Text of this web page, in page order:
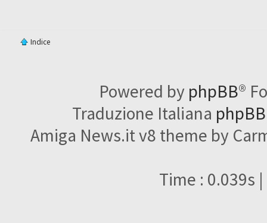
Indice
Powered by phpBB®
Traduzione Italiana
Amiga News.it v8 theme by
Time : 0.039s